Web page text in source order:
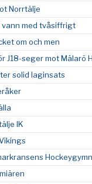
Norrtälje
vann med tvåsiffrigt
om och men
J18-seger mot Mälarö
solid laginsats
IK